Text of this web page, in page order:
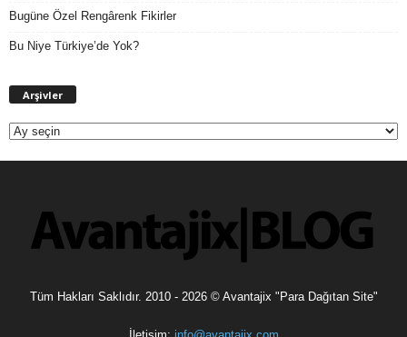
Bugüne Özel Rengârenk Fikirler
Bu Niye Türkiye’de Yok?
Arşivler
Tüm Hakları Saklıdır. 2010 - 2026 © Avantajix "Para Dağıtan Site"